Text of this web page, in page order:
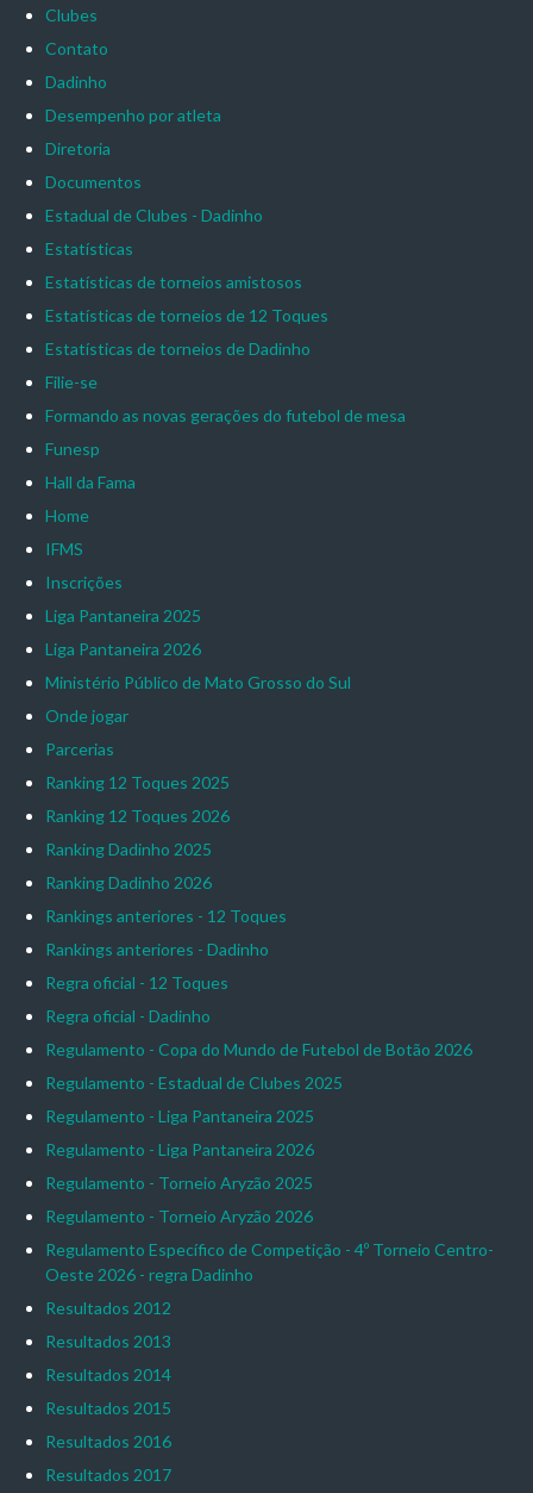
Clubes
Contato
Dadinho
Desempenho por atleta
Diretoria
Documentos
Estadual de Clubes - Dadinho
Estatísticas
Estatísticas de torneios amistosos
Estatísticas de torneios de 12 Toques
Estatísticas de torneios de Dadinho
Filie-se
Formando as novas gerações do futebol de mesa
Funesp
Hall da Fama
Home
IFMS
Inscrições
Liga Pantaneira 2025
Liga Pantaneira 2026
Ministério Público de Mato Grosso do Sul
Onde jogar
Parcerias
Ranking 12 Toques 2025
Ranking 12 Toques 2026
Ranking Dadinho 2025
Ranking Dadinho 2026
Rankings anteriores - 12 Toques
Rankings anteriores - Dadinho
Regra oficial - 12 Toques
Regra oficial - Dadinho
Regulamento - Copa do Mundo de Futebol de Botão 2026
Regulamento - Estadual de Clubes 2025
Regulamento - Liga Pantaneira 2025
Regulamento - Liga Pantaneira 2026
Regulamento - Torneio Aryzão 2025
Regulamento - Torneio Aryzão 2026
Regulamento Específico de Competição - 4º Torneio Centro-
Oeste 2026 - regra Dadinho
Resultados 2012
Resultados 2013
Resultados 2014
Resultados 2015
Resultados 2016
Resultados 2017